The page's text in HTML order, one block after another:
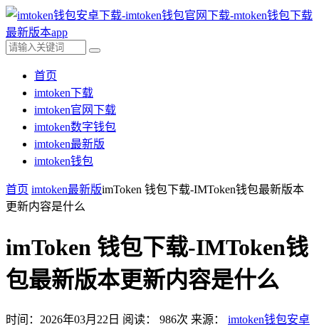
首页
imtoken下载
imtoken官网下载
imtoken数字钱包
imtoken最新版
imtoken钱包
首页 imtoken最新版imToken 钱包下载-IMToken钱包最新版本
更新内容是什么
imToken 钱包下载-IMToken钱
包最新版本更新内容是什么
时间：2026年03月22日 阅读： 986次 来源： imtoken钱包安卓